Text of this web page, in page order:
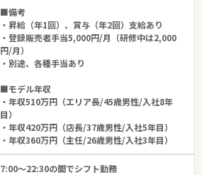
■備考
・昇給（年1回）、賞与（年2回）支給あり
・登録販売者手当5,000円/月（研修中は2,000
円/月）
・別途、各種手当あり
■モデル年収
・年収510万円（エリア長/45歳男性/入社8年
目）
・年収420万円（店長/37歳男性/入社5年目）
・年収360万円（主任/26歳男性/入社3年目）
7:00～22:30の間でシフト勤務